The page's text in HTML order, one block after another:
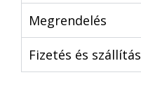
Megrendelés
Fizetés és szállítás